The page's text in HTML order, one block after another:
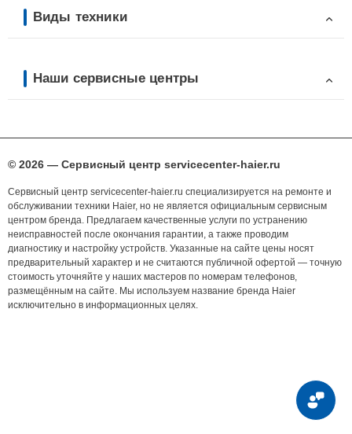
Виды техники
Наши сервисные центры
© 2026 — Сервисный центр servicecenter-haier.ru
Сервисный центр servicecenter-haier.ru специализируется на ремонте и
обслуживании техники Haier, но не является официальным сервисным
центром бренда. Предлагаем качественные услуги по устранению
неисправностей после окончания гарантии, а также проводим
диагностику и настройку устройств. Указанные на сайте цены носят
предварительный характер и не считаются публичной офертой — точную
стоимость уточняйте у наших мастеров по номерам телефонов,
размещённым на сайте. Мы используем название бренда Haier
исключительно в информационных целях.